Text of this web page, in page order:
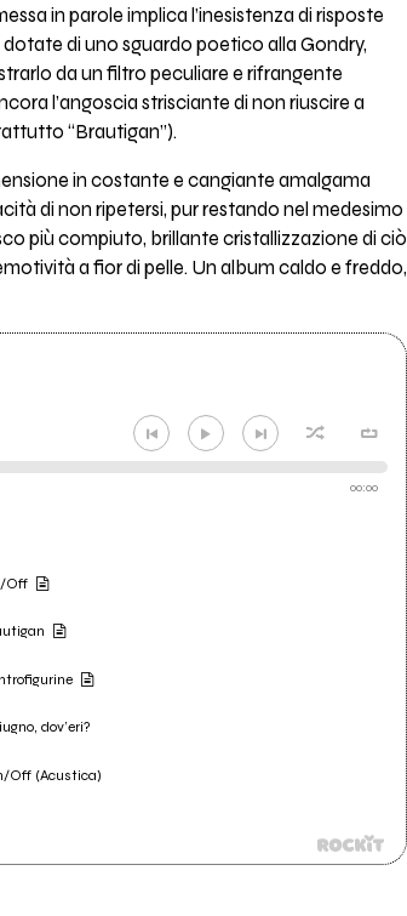
in parole implica l’inesistenza di risposte
di uno sguardo poetico alla Gondry,
da un filtro peculiare e rifrangente
l’angoscia strisciante di non riuscire a
“Brautigan”).
in costante e cangiante amalgama
di non ripetersi, pur restando nel medesimo
più compiuto, brillante cristallizzazione di ciò
a fior di pelle. Un album caldo e freddo,
00:00
Off
dov’eri?
Off (Acustica)